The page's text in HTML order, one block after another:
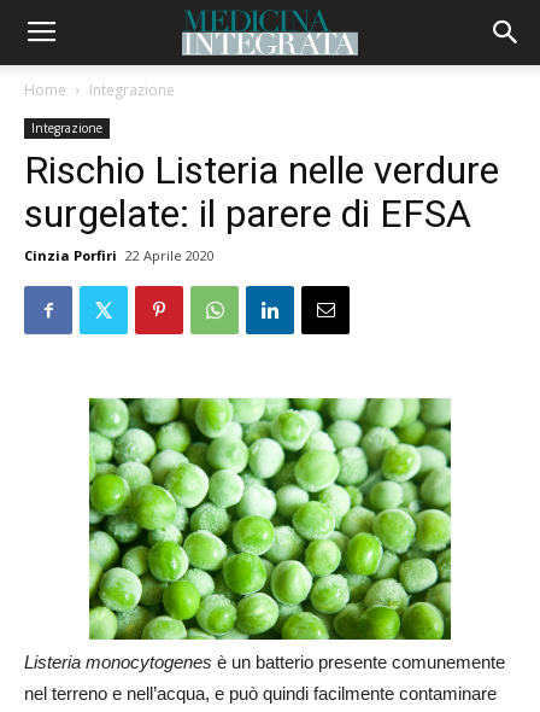
Home Integrazione
Integrazione
Rischio Listeria nelle verdure
surgelate: il parere di EFSA
Cinzia Porfiri 22 Aprile 2020
Listeria monocytogenes è un batterio presente comunemente
nel terreno e nell’acqua, e può quindi facilmente contaminare